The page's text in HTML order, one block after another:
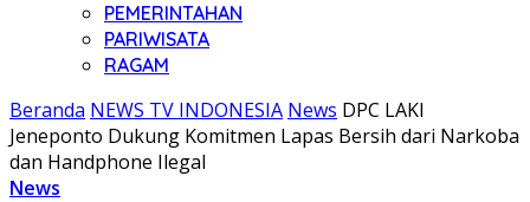
PEMERINTAHAN
PARIWISATA
RAGAM
Beranda NEWS TV INDONESIA News DPC LAKI
Jeneponto Dukung Komitmen Lapas Bersih dari Narkoba
dan Handphone Ilegal
News